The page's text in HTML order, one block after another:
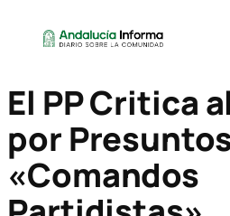
El PP Critica
por
«Comandos